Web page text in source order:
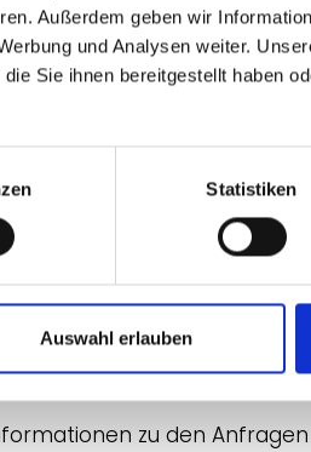
Außerdem geben wir
und Analysen weiter.
Sie ihnen bereitgestellt haben
Statistiken
Auswahl erlauben
Northern Cape Reburial
der
(z. B. Fotografien,
Suchbegriffe
sind.
der Republik Nauru
Die Abfrage schließt auch
Bestände in deutschen
zu den